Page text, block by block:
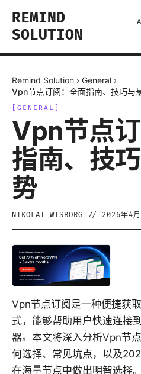
REMIND
SOLUTION
Remind Solution › General ›
Vpn节点订阅：全面指南、技巧与
GENERAL
Vpn节点
指南、技
势
NIKOLAI WISBORG // 2026年4
Vpn节点订阅是一种便捷获
式，能够帮助用户快速连接
器。本文将深入分析Vpn节
何选择、常见坑点，以及
在海量节点中做出明智选择。